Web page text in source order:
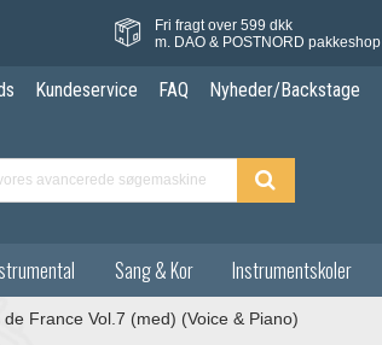
Fri fragt over 599 dkk
m. DAO & POSTNORD pakkeshop
Kundeservice FAQ Nyheder/Backstage
Sang & Kor Instrumentskoler
France Vol.7 (med) (Voice & Piano)